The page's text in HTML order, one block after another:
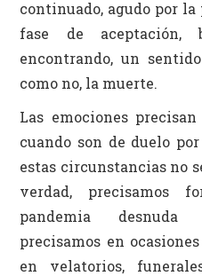
continuado, agudo por
fase de aceptación,
encontrando, un
como no, la muerte.
Las emociones
cuando son de duelo
estas circunstancias no
verdad, precisamos
pandemia desnuda
precisamos en
en velatorios,